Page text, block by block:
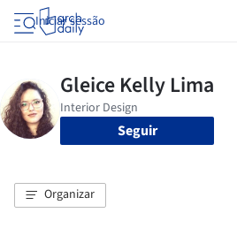
Iniciar sessão
Seguir
Organizar